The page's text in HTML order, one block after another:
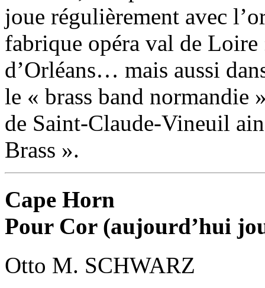
joue régulièrement avec
fabrique opéra val de
d’Orléans… mais aussi
le « brass band normandie
de Saint-Claude-Vineuil
Brass ».
Cape Horn
Pour Cor (aujourd’hui
Otto M. SCHWARZ